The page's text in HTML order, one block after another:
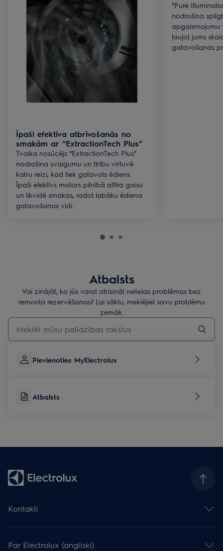
Īpaši efektīva atbrīvošanās no
smakām ar “ExtractionTech Plus”
Tvaika nosūcējs “ExtractionTech Plus”
nodrošina svaigumu un tīrību virtuvē
katru reizi, kad tiek gatavots ēdiens.
Īpaši efektīvs motors pilnībā attīra gaisu
un likvidē smakas, radot labāku ēdiena
gatavošanas vidi.
”Pure
nodrošina
apgaismojumu
ļaujot jums
gatavošanas
Atbalsts
Vai zinājāt, ka jūs varat atrisināt nelielas problēmas bez
remonta rezervēšanas? Lai sāktu, meklējiet savu problēmu
zemāk.
Rakstiet, lai meklētu rakstus par atbalstu
Pievienoties MyElectrolux
Atbalsts
Kontakti
Atstāj atsauksmi
Par Electrolux (angliski)